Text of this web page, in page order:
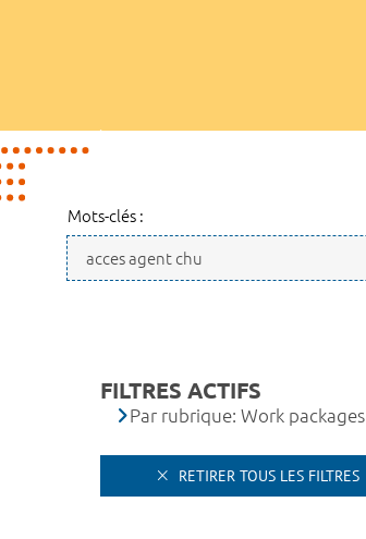
Mots-clés :
FILTRES ACTIFS
Par rubrique: Work packages
RETIRER TOUS LES FILTRES